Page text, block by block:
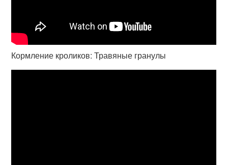
Кормление кроликов: Травяные гранулы